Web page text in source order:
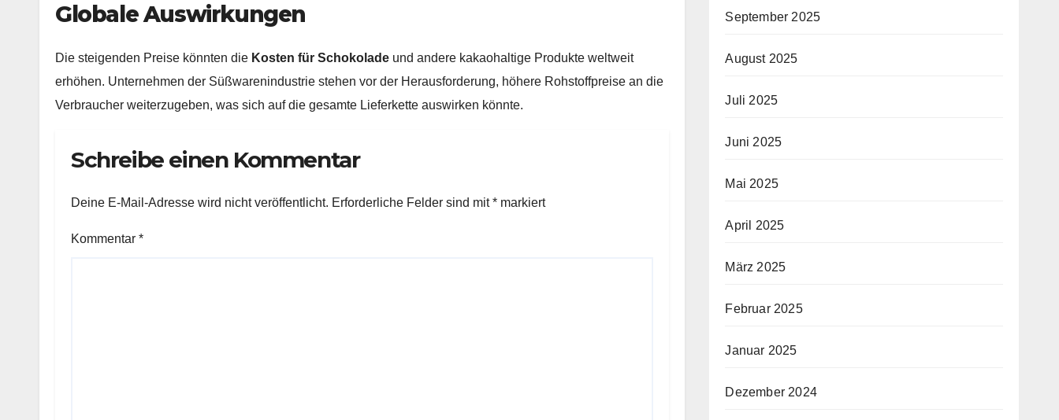
Globale Auswirkungen
Die steigenden Preise könnten die Kosten für Schokolade und andere kakaohaltige Produkte weltweit
erhöhen. Unternehmen der Süßwarenindustrie stehen vor der Herausforderung, höhere Rohstoffpreise an die
Verbraucher weiterzugeben, was sich auf die gesamte Lieferkette auswirken könnte.
Schreibe einen Kommentar
Deine E-Mail-Adresse wird nicht veröffentlicht. Erforderliche Felder sind mit* markiert
Kommentar *
September 2025
August 2025
Juli 2025
Juni 2025
Mai 2025
April 2025
März 2025
Februar 2025
Januar 2025
Dezember 2024